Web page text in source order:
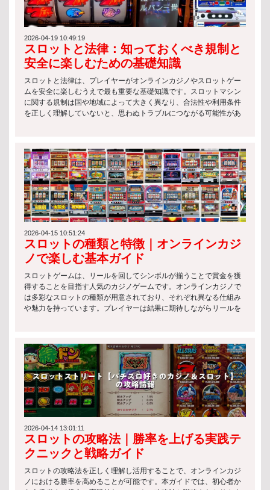
2026-04-19 10:49:19
スロットと法律：知っておくべき規制と
安全に楽しむための基礎知識
スロットと法律は、プレイヤーがオンラインカジノやスロットゲー
ムを安全に楽しむうえで最も重要な基礎知識です。スロットマシン
に関する規制は国や地域によって大きく異なり、合法性や利用条件
を正しく理解していないと、思わぬトラブルにつながる可能性があ
律上のポイントです： スロットマシンの運営には、各国の規制当局
によるライセンス取得が必要 違法に設置・提供されているスロット
の利用には罰則が科される場合がある 年齢制限や本人確認など、プ
レイヤー保護のためのルールが設けられている このようにスロット
と法律は密接に関係しており、単なる娯楽ではなく「ルールを理解
した上で楽しむゲーム」であることを意識することが重要です。 ス
ロットゲームの種類 クラシックスロット クラシックスロットは、最
もシンプルな構造を持つ伝統的なスロットゲームです。主に3リール
構成で、初心者でも理解しやすいのが特徴です。 主な特徴は以下の
通りです： シンプルなルールで直感的にプレイ可能 フルーツやBAR
などの基本シンボルが中心 配当は控えめだが、リスクも低い スロッ
トと法律の観点から見ても、こうした基本的なスロットは長年にわ
たり規制対象として安定的に運用されています。 ビデオスロット ビ
デオスロットは、現代的なグラフィックやアニメーションを活用し
た人気の高いタイプです。エンターテインメント性が非常に高く、
の観点では、これらのゲームもライセンス管理のもとで提供される
必要があり、公正性の確保が重視されています。 プログレッシブジ
ャックポットスロット プログレッシブジャックポットスロットは、
プレイヤーのベットが蓄積されて巨大な賞金プールを形成するタイ
プです。一攫千金のチャンスがある一方で、リスクも高いのが特徴
です。 主な特徴： プレイごとにジャックポットが増加 複数のプレ
イヤーで賞金が共有される仕組み 高リスク・高リターンのゲーム性
スロットと法律の枠組みでは、こうした高額賞金型ゲームは特に厳
格な監督のもとで運営されることが一般的です。 日本のスロットマ
シンの規制 法律による制約 スロットと法律の観点から見ると、日本
では以下のような制約が設けられています： スロットマシンは原則
として特定の施設でのみ利用可能 賭博行為は法律で禁止されてお
り、例外的に認められた環境のみ合法 運営には厳格な基準と行政の
2026-04-15 10:51:24
スロットの種類と特徴｜オンラインカジ
ノで楽しむ基本ガイド
スロットゲームは、リールを回してシンボルが揃うことで賞金を獲
得することを目指す人気のカジノゲームです。オンラインカジノで
は多彩なスロットの種類が用意されており、それぞれ異なる仕組み
や魅力を持っています。プレイヤーは結果に期待しながらリールを
タイルに合ったスロットを選ぶことで、より満足度の高いゲーム体
験が可能になります。ここでは代表的なスロットの種類について解
説します。 クラシックスロット クラシックスロットは、伝統的な3
リール構成を採用したシンプルなスロットの種類です。操作が分か
りやすく、ルールも簡単なため、初心者に最適です。レトロなデザ
インやシンプルな配当システムが特徴で、気軽に楽しめます。 ビデ
オスロット ビデオスロットは、現代のオンラインカジノで最も人気
のあるスロットの種類です。5リール以上を採用し、美しいグラフィ
ックスやアニメーション、ストーリー性が魅力です。ボーナス機能
も豊富で、プレイヤーを飽きさせない設計になっています。 プログ
レッシブスロット プログレッシブスロットは、ジャックポットがプ
レイヤーのベットによって増加し続けるスロットの種類です。一度
の当選で非常に高額な賞金を獲得できる可能性があり、多くのプレ
2026-04-14 13:01:11
スロットの攻略法｜勝率を上げる実践テ
クニックと戦略ガイド
スロットの攻略法を正しく理解し活用することで、オンラインカジ
ノにおける勝率を高めることが可能です。本ガイドでは、初心者か